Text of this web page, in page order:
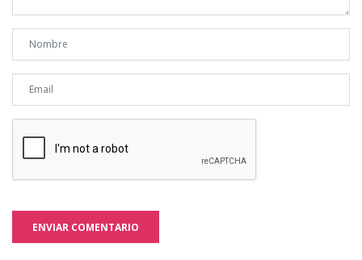
ENVIAR COMENTARIO